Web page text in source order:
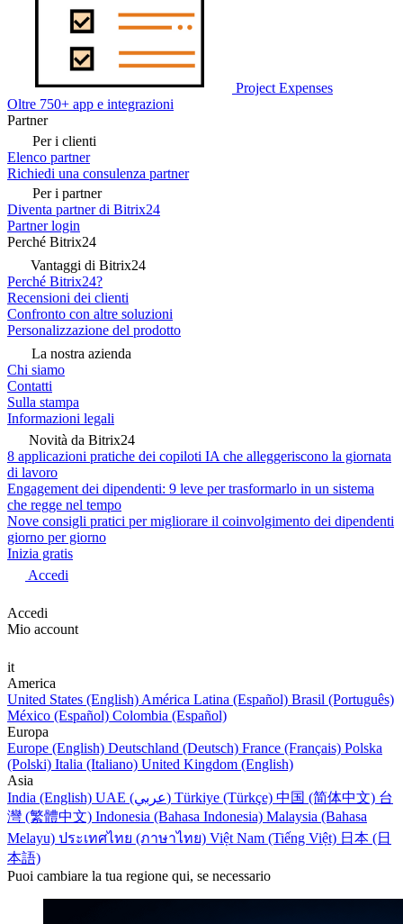
Project Expenses
Oltre 750+ app e integrazioni
Partner
Per i clienti
Elenco partner
Richiedi una consulenza partner
Per i partner
Diventa partner di Bitrix24
Partner login
Perché Bitrix24
Vantaggi di Bitrix24
Perché Bitrix24?
Recensioni dei clienti
Confronto con altre soluzioni
Personalizzazione del prodotto
La nostra azienda
Chi siamo
Contatti
Sulla stampa
Informazioni legali
Novità da Bitrix24
8 applicazioni pratiche dei copiloti IA che alleggeriscono la giornata
di lavoro
Engagement dei dipendenti: 9 leve per trasformarlo in un sistema
che regge nel tempo
Nove consigli pratici per migliorare il coinvolgimento dei dipendenti
giorno per giorno
Inizia gratis
Accedi
Accedi
Mio account
it
America
United States (English) América Latina (Español) Brasil (Português)
México (Español) Colombia (Español)
Europa
Europe (English) Deutschland (Deutsch) France (Français) Polska
(Polski) Italia (Italiano) United Kingdom (English)
Asia
India (English)
UAE (عربي) Türkiye (Türkçe) 中国 (简体中文) 台
灣 (繁體中文) Indonesia (Bahasa Indonesia) Malaysia (Bahasa
Melayu) ประเทศไทย (ภาษาไทย) Việt Nam (Tiếng Việt) 日本 (日
本語)
Puoi cambiare la tua regione qui, se necessario